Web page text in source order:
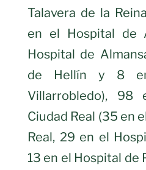
Talavera de la
en el Hospital de
Hospital de
de Hellín y 8
Villarrobledo),
Ciudad Real (35 en
Real, 29 en el
13 en el Hospital de